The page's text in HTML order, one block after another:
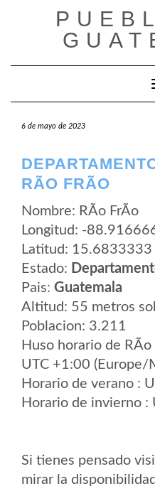
6 de mayo de 2023
RÃ­O FRÃ­O
Nombre: RÃ­o FrÃ­o
Longitud: -
Latitud: 15.6833333
Estado:
Pais: Guatemala
Altitud: 55 metros
Poblacion: 3.211
Huso horario de RÃ­o
UTC +1:00 (Europe/
Horario de verano :
Horario de invierno :
Si tienes pensado
mirar la